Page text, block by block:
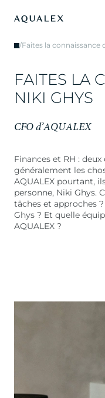
/Faites la connaissance
FAITES LA C
NIKI GHYS
CFO d’AQUALEX
Finances et RH :
généralement les
AQUALEX pourtant,
personne, Niki Ghys.
tâches et approches
Ghys ? Et quelle
AQUALEX ?